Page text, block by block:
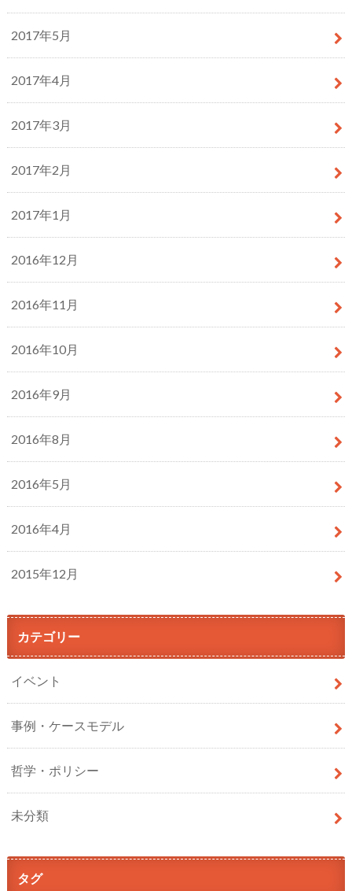
2017年5月
2017年4月
2017年3月
2017年2月
2017年1月
2016年12月
2016年11月
2016年10月
2016年9月
2016年8月
2016年5月
2016年4月
2015年12月
カテゴリー
イベント
事例・ケースモデル
哲学・ポリシー
未分類
タグ